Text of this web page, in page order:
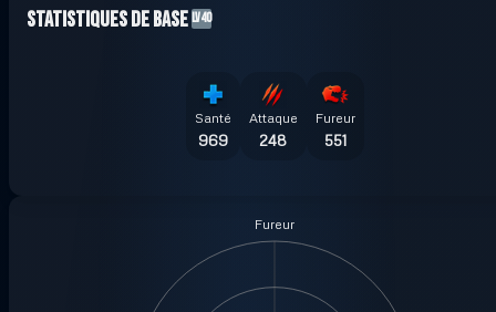
Statistiques de base LV40
Santé
969
Attaque
248
Fureur
551
Fureur